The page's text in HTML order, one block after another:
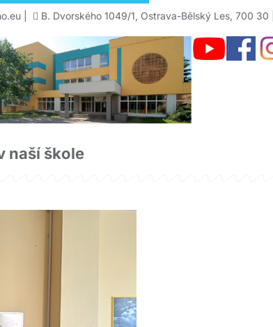
B. Dvorského 1049/1, Ostrava-Bělský Les, 700 30 |
naší škole